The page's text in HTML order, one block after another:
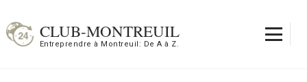
au
contenu
CLUB-MONTREUIL
Entreprendre à Montreuil: De A à Z.